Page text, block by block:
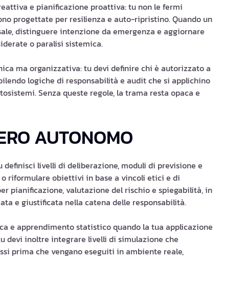
e pianificazione proattiva: tu non le fermi
progettate per resilienza e auto-ripristino. Quando un
distinguere intenzione da emergenza e aggiornare
o paralisi sistemica.
ma organizzativa: tu devi definire chi è autorizzato a
logiche di responsabilità e audit che si applichino
Senza queste regole, la trama resta opaca e
AUTONOMO
livelli di deliberazione, moduli di previsione e
riformulare obiettivi in base a vincoli etici e di
pianificazione, valutazione del rischio e spiegabilità, in
e giustificata nella catena delle responsabilità.
e apprendimento statistico quando la tua applicazione
devi inoltre integrare livelli di simulazione che
prima che vengano eseguiti in ambiente reale,